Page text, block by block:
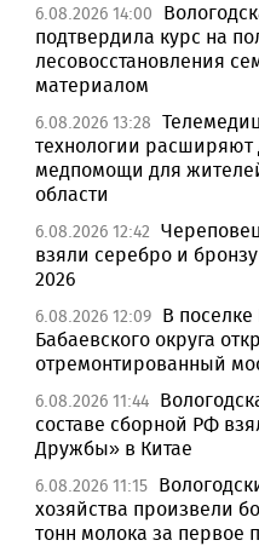
6.08.2026 14:00
подтвердила курс на
лесовосстановления
материалом
6.08.2026 13:28
технологии расширяют
медпомощи для
области
6.08.2026 12:42
взяли серебро и
2026
6.08.2026 12:09 В
Бабаевского округа
отремонтированный
6.08.2026 11:44
составе сборной РФ
Дружбы» в Китае
6.08.2026 11:15
хозяйства произвели
тонн молока за первое